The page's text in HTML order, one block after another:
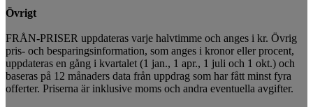
Övrigt
FRÅN-PRISER uppdateras varje halvtimme och anges i kr. Övrig
pris- och besparingsinformation, som anges i kronor eller procent,
uppdateras en gång i kvartalet (1 jan., 1 apr., 1 juli och 1 okt.) och
baseras på 12 månaders data från uppdrag som har fått minst fyra
offerter. Priserna är inklusive moms och andra eventuella avgifter.